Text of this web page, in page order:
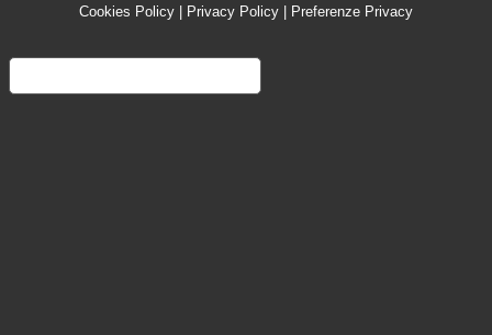
Cookies Policy
Privacy Policy Preferenze Privacy